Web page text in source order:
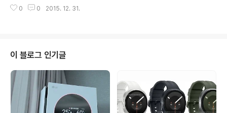
유아가 나서 마비노기를 알리고 있는데요, 왠지 두 사람이
침에 일어나 평소 같은 하루를 보내는 것 같지만, 꽃다발을
들고 연습하는 모습. 거울에서 떠나지 않으며 계속 자신 모
습을 보는 그의 모습은 누가 보아도 좋은 일이 생길 것 같은
날이 아닐까 합니다. 그리고 한 껏 멋을 부리는 에릭남이 싫
지 않은건 그가 가지고 있는 매력 때문이라는 생각이 들기
도 합니다. 이윽고 에..
0 0 2015. 12. 31.
이 블로그 인기글